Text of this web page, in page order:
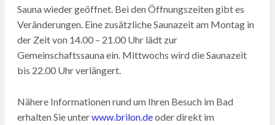
Sauna wieder geöffnet. Bei den Öffnungszeiten gibt es
Veränderungen. Eine zusätzliche Saunazeit am Montag in
der Zeit von 14.00 – 21.00 Uhr lädt zur
Gemeinschaftssauna ein. Mittwochs wird die Saunazeit
bis 22.00 Uhr verlängert.
Nähere Informationen rund um Ihren Besuch im Bad
erhalten Sie unterwww.brilon.deoder direkt im